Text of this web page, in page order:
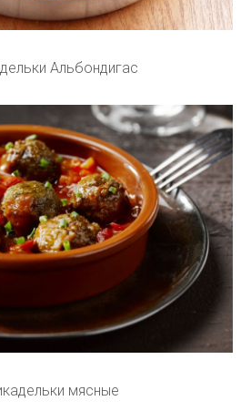
Альбондигас
мясные